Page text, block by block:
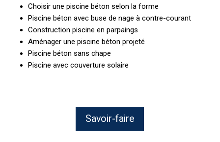
Choisir une piscine béton selon la forme
Piscine béton avec buse de nage à contre-courant
Construction piscine en parpaings
Aménager une piscine béton projeté
Piscine béton sans chape
Piscine avec couverture solaire
Savoir-faire